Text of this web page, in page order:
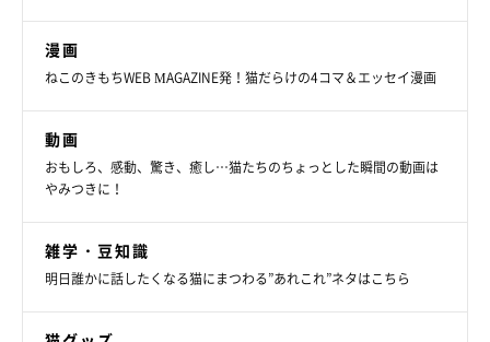
漫画
ねこのきもちWEB MAGAZINE発！猫だらけの4コマ＆エッセイ漫画
動画
おもしろ、感動、驚き、癒し…猫たちのちょっとした瞬間の動画は
やみつきに！
雑学・豆知識
明日誰かに話したくなる猫にまつわる”あれこれ”ネタはこちら